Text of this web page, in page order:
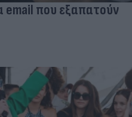
email που εξαπατούν